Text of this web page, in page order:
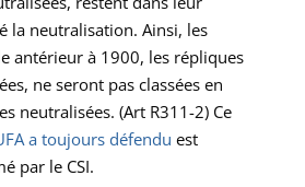
la neutralisation. Ainsi, les
antérieur à 1900, les répliques
ne seront pas classées en
neutralisées. (Art R311-2) Ce
a toujours défendu est
par le CSI.